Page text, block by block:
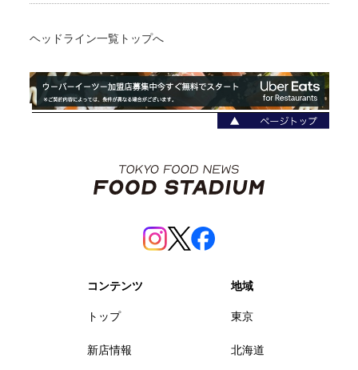
ヘッドライン一覧トップへ
コンテンツ
トップ
新店情報
地域
東京
北海道